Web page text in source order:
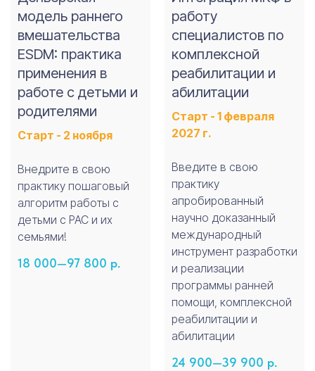
модель раннего
вмешательства
ESDM: практика
применения в
работе с детьми и
родителями
Старт - 2 ноября
Внедрите в свою
практику пошаговый
алгоритм работы с
детьми с РАС и их
семьями!
18 000—97 800 р.
работу
специалистов по
комплексной
реабилитации и
абилитации
Старт - 1 февраля
2027 г.
Введите в свою
практику
апробированный
научно доказанный
международный
инструмент разработки
и реализации
программы ранней
помощи, комплексной
реабилитации и
абилитации
24 900—39 900 р.